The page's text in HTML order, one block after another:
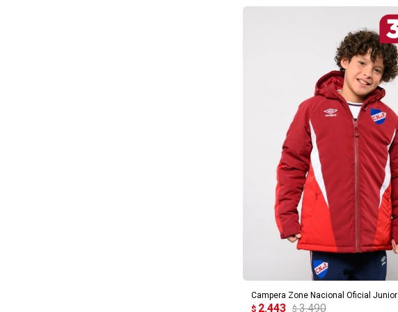
Campera Zone Nacional Oficial Junior
$ 2.443 $ 3.490
AGREGAR AL CARRITO